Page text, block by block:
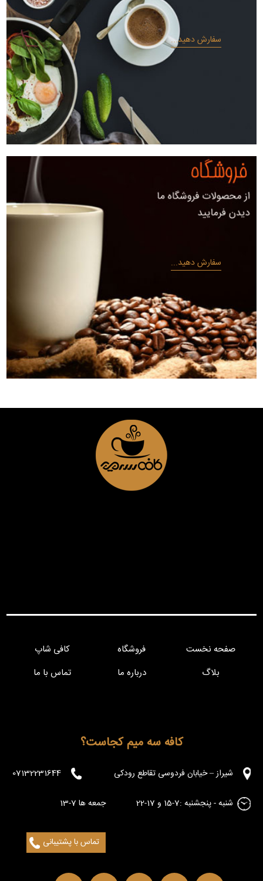
تماس با پشتیبانی
سفارش دهید...
سفارش دهید...
صفحه نخست فروشگاه
کافی شاپ
بلاگ
درباره ما تماس با ما
کافه سه میم کجاست؟
شیراز – خیابان فردوسی تقاطع رودکی 07132231644
شنبه - پنجشنبه :7-15 و 17-22 جمعه ها 7-13